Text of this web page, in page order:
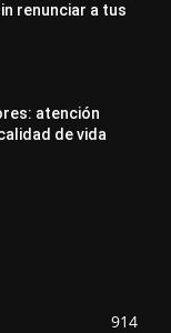
renunciar a tus
atención
de vida
914